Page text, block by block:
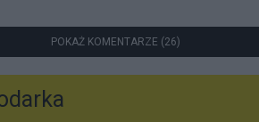
POKAŻ KOMENTARZE (26)